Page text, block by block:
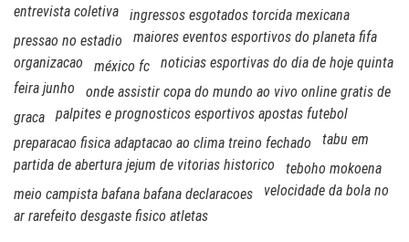
entrevista coletiva
ingressos esgotados torcida mexicana
pressao no estadio
maiores eventos esportivos do planeta fifa
organizacao
méxico fc
noticias esportivas do dia de hoje quinta
feira junho
onde assistir copa do mundo ao vivo online gratis de
graca
palpites e prognosticos esportivos apostas futebol
preparacao fisica adaptacao ao clima treino fechado
tabu em
partida de abertura jejum de vitorias historico
teboho mokoena
meio campista bafana bafana declaracoes
velocidade da bola no
ar rarefeito desgaste fisico atletas